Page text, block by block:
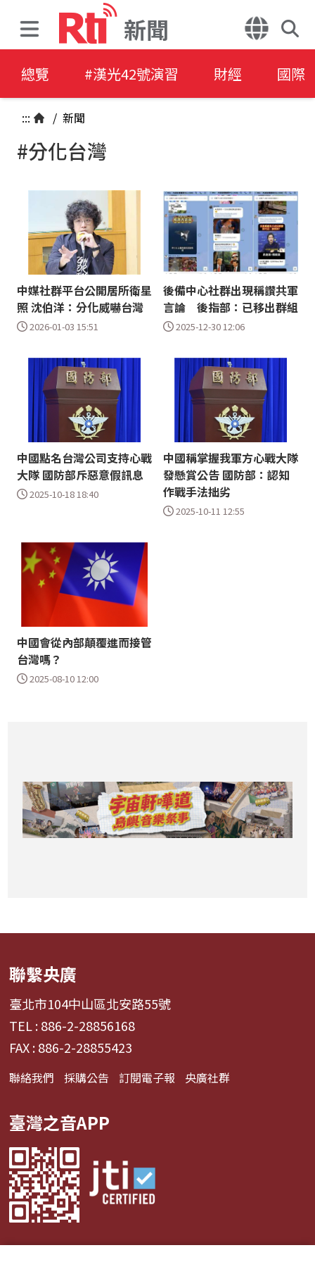
新聞
總覽 #漢光42號演習 財經 國際
::: / 新聞
#分化台灣
中媒社群平台公開居所衛星
照 沈伯洋：分化威嚇台灣
2026-01-03 15:51
後備中心社群出現稱讚共軍
言論 後指部：已移出群組
2025-12-30 12:06
中國點名台灣公司支持心戰
大隊 國防部斥惡意假訊息
2025-10-18 18:40
中國稱掌握我軍方心戰大隊
發懸賞公告 國防部：認知
作戰手法拙劣
2025-10-11 12:55
中國會從內部顛覆進而接管
台灣嗎？
2025-08-10 12:00
聯繫央廣
臺北市104中山區北安路55號
TEL : 886-2-28856168
FAX : 886-2-28855423
聯絡我們 採購公告 訂閱電子報 央廣社群
臺灣之音APP